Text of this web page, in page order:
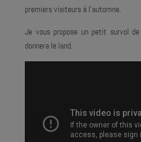
premiers visiteurs à l’automne.
Je vous propose un petit survol
donnera le land.